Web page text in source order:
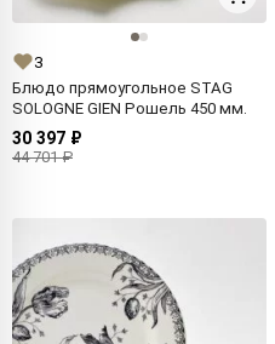
3
Блюдо прямоугольное STAG
SOLOGNE GIEN Рошель 450 мм.
30 397 ₽
44 701 ₽